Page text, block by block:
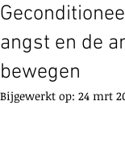
angst en de
bewegen
Bijgewerkt op: 24 mrt